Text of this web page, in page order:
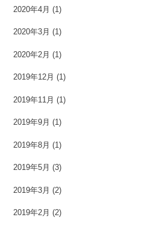
2020年4月 (1)
2020年3月 (1)
2020年2月 (1)
2019年12月 (1)
2019年11月 (1)
2019年9月 (1)
2019年8月 (1)
2019年5月 (3)
2019年3月 (2)
2019年2月 (2)